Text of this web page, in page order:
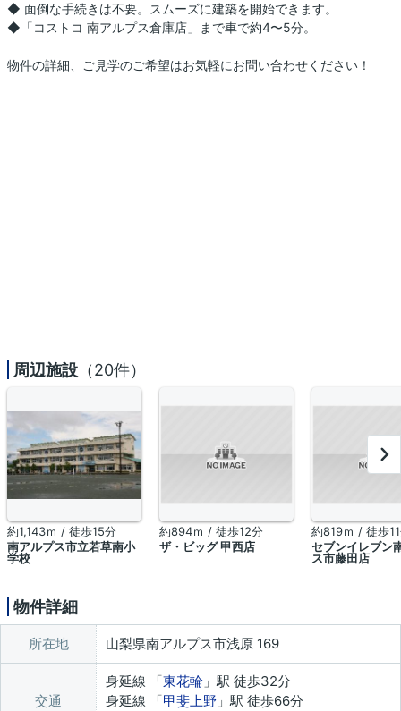
◆ 面倒な手続きは不要。スムーズに建築を開始できます。
◆「コストコ 南アルプス倉庫店」まで車で約4〜5分。
物件の詳細、ご見学のご希望はお気軽にお問い合わせください！
周辺施設 （20件）
約1,143ｍ / 徒歩15分
南アルプス市立若草南小
学校
約894ｍ / 徒歩12分
ザ・ビッグ 甲西店
約819ｍ / 徒歩
セブンイレブン
ス市藤田店
物件詳細
所在地 山梨県南アルプス市浅原 169
交通
身延線 「東花輪 」駅 徒歩32分
身延線 「甲斐上野 」駅 徒歩66分